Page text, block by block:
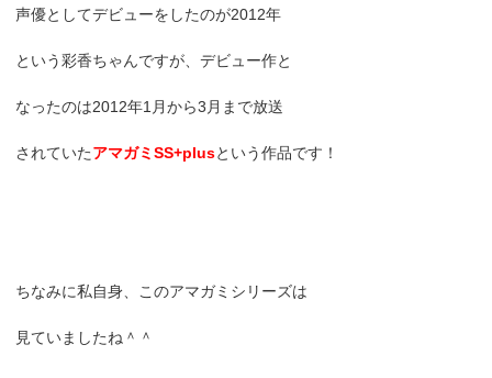
声優としてデビューをしたのが2012年
という彩香ちゃんですが、デビュー作と
なったのは2012年1月から3月まで放送
されていたアマガミSS+plusという作品です！
ちなみに私自身、このアマガミシリーズは
見ていましたね＾＾